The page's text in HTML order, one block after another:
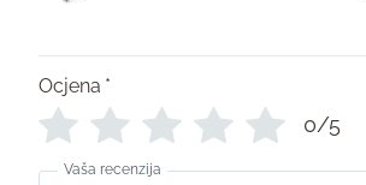
Ocjena *
0/5
Vaša recenzija